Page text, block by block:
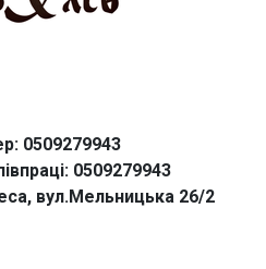
0509279943
0509279943
вул.Мельницька 26/2